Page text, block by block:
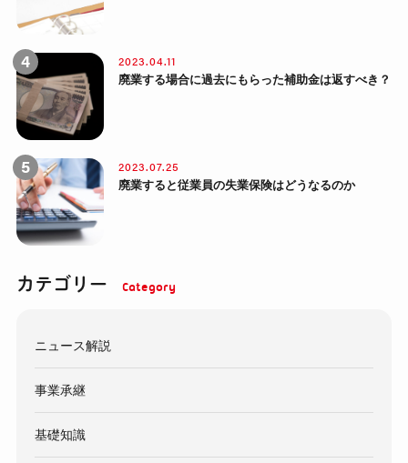
廃業する場合に過去にもらった補助金は返すべき？
2023.04.11
廃業すると従業員の失業保険はどうなるのか
2023.07.25
カテゴリー
ニュース解説
事業承継
基礎知識